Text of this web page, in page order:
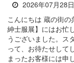
2026年07月28日
こんにちは 蔵の街
紳士服展】にはお忙
うございました。ス
って、お待たせして
まったお客様には申